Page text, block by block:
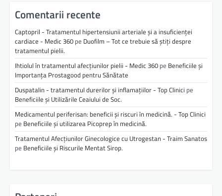
Comentarii recente
Captopril - Tratamentul hipertensiunii arteriale și a insuficienței
cardiace - Medic 360 pe Duofilm – Tot ce trebuie să știți despre
tratamentul pielii.
Ihtiolul în tratamentul afecțiunilor pielii - Medic 360 pe Beneficiile și
Importanța Prostagood pentru Sănătate
Duspatalin - tratamentul durerilor și inflamațiilor - Top Clinici pe
Beneficiile și Utilizările Ceaiului de Soc.
Medicamentul periferisan: beneficii și riscuri în medicină. - Top Clinici
pe Beneficiile și utilizarea Picoprep în medicină.
Tratamentul Afecțiunilor Ginecologice cu Utrogestan - Traim Sanatos
pe Beneficiile și Riscurile Mentat Sirop.